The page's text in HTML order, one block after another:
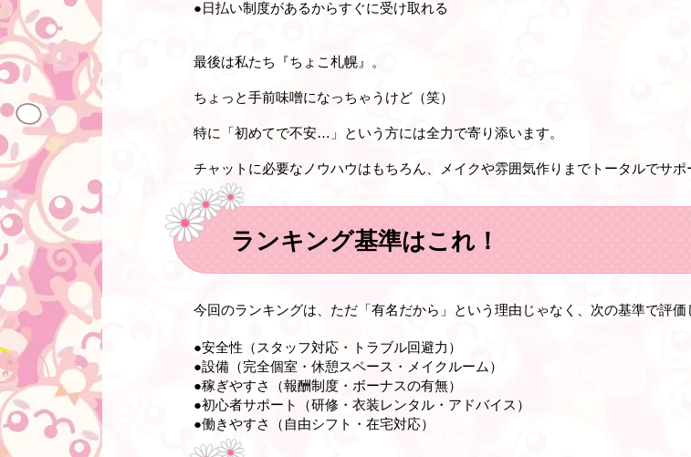
●日払い制度があるからすぐに受け取れる
最後は私たち『ちょこ札幌』。
ちょっと手前味噌になっちゃうけど（笑）
特に「初めてで不安…」という方には全力で寄り添います。
チャットに必要なノウハウはもちろん、メイクや雰囲気作りまでトータルでサ
ランキング基準はこれ！
今回のランキングは、ただ「有名だから」という理由じゃなく、次の基準で評価
●安全性 （スタッフ対応・トラブル回避力）
●設備 （完全個室・休憩スペース・メイクルーム）
●稼ぎやすさ
（報酬制度・ボーナスの有無）
●初心者サポート
（研修・衣装レンタル・アドバイス）
●働きやすさ
（自由シフト・在宅対応）